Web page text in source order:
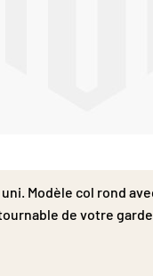
Modèle col rond
de votre